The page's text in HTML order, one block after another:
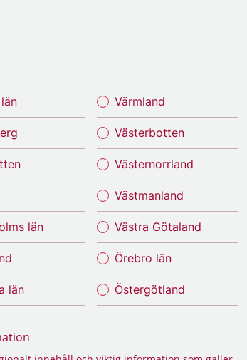
län
län
Värmland
Västerbotten
Västernorrland
Västmanland
Västra Götaland
Örebro län
Östergötland